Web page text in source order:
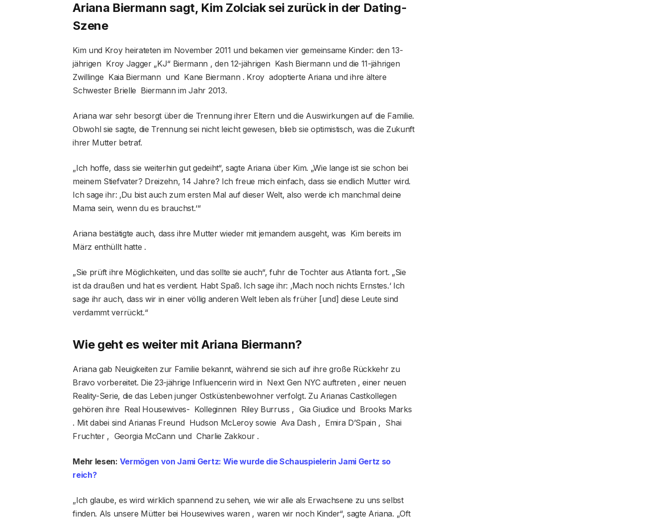
Ariana Biermann sagt, Kim Zolciak sei zurück in der Dating-
Szene
Kim und Kroy heirateten im November 2011 und bekamen vier gemeinsame Kinder: den 13-
jährigen Kroy Jagger „KJ“ Biermann , den 12-jährigen Kash Biermann und die 11-jährigen
Zwillinge Kaia Biermann und Kane Biermann . Kroy adoptierte Ariana und ihre ältere
Schwester Brielle Biermann im Jahr 2013.
Ariana war sehr besorgt über die Trennung ihrer Eltern und die Auswirkungen auf die Familie.
Obwohl sie sagte, die Trennung sei nicht leicht gewesen, blieb sie optimistisch, was die Zukunft
ihrer Mutter betraf.
„Ich hoffe, dass sie weiterhin gut gedeiht“, sagte Ariana über Kim. „Wie lange ist sie schon bei
meinem Stiefvater? Dreizehn, 14 Jahre? Ich freue mich einfach, dass sie endlich Mutter wird.
Ich sage ihr: ‚Du bist auch zum ersten Mal auf dieser Welt, also werde ich manchmal deine
Mama sein, wenn du es brauchst.‘“
Ariana bestätigte auch, dass ihre Mutter wieder mit jemandem ausgeht, was Kim bereits im
März enthüllt hatte .
„Sie prüft ihre Möglichkeiten, und das sollte sie auch“, fuhr die Tochter aus Atlanta fort. „Sie
ist da draußen und hat es verdient. Habt Spaß. Ich sage ihr: ‚Mach noch nichts Ernstes.‘ Ich
sage ihr auch, dass wir in einer völlig anderen Welt leben als früher [und] diese Leute sind
verdammt verrückt.“
Wie geht es weiter mit Ariana Biermann?
Ariana gab Neuigkeiten zur Familie bekannt, während sie sich auf ihre große Rückkehr zu
Bravo vorbereitet. Die 23-jährige Influencerin wird in Next Gen NYC auftreten , einer neuen
Reality-Serie, die das Leben junger Ostküstenbewohner verfolgt. Zu Arianas Castkollegen
gehören ihre Real Housewives- Kolleginnen Riley Burruss , Gia Giudice und Brooks Marks
. Mit dabei sind Arianas Freund Hudson McLeroy sowie Ava Dash , Emira D’Spain , Shai
Fruchter , Georgia McCann und Charlie Zakkour .
Mehr lesen: Vermögen von Jami Gertz: Wie wurde die Schauspielerin Jami Gertz so
reich?
„Ich glaube, es wird wirklich spannend zu sehen, wie wir alle als Erwachsene zu uns selbst
finden. Als unsere Mütter bei Housewives waren , waren wir noch Kinder“, sagte Ariana. „Oft